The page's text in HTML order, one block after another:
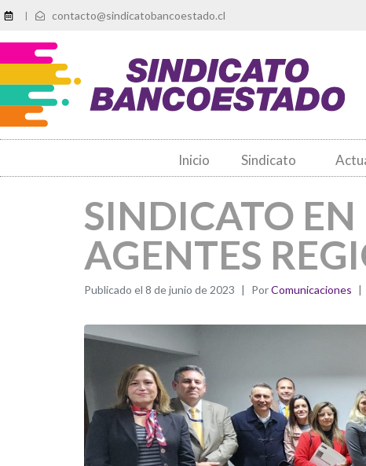
| contacto@sindicatobancoestado.cl
Inicio Sindicato
SINDICATO
AGENTES
Publicado el 8 de junio de 2023 PorComunicaciones